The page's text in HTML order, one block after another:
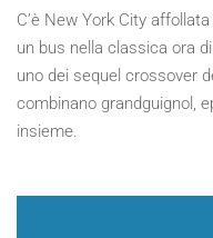
C’è New York City
un bus nella classica ora
uno dei sequel crossover
combinano grandguignol,
insieme.